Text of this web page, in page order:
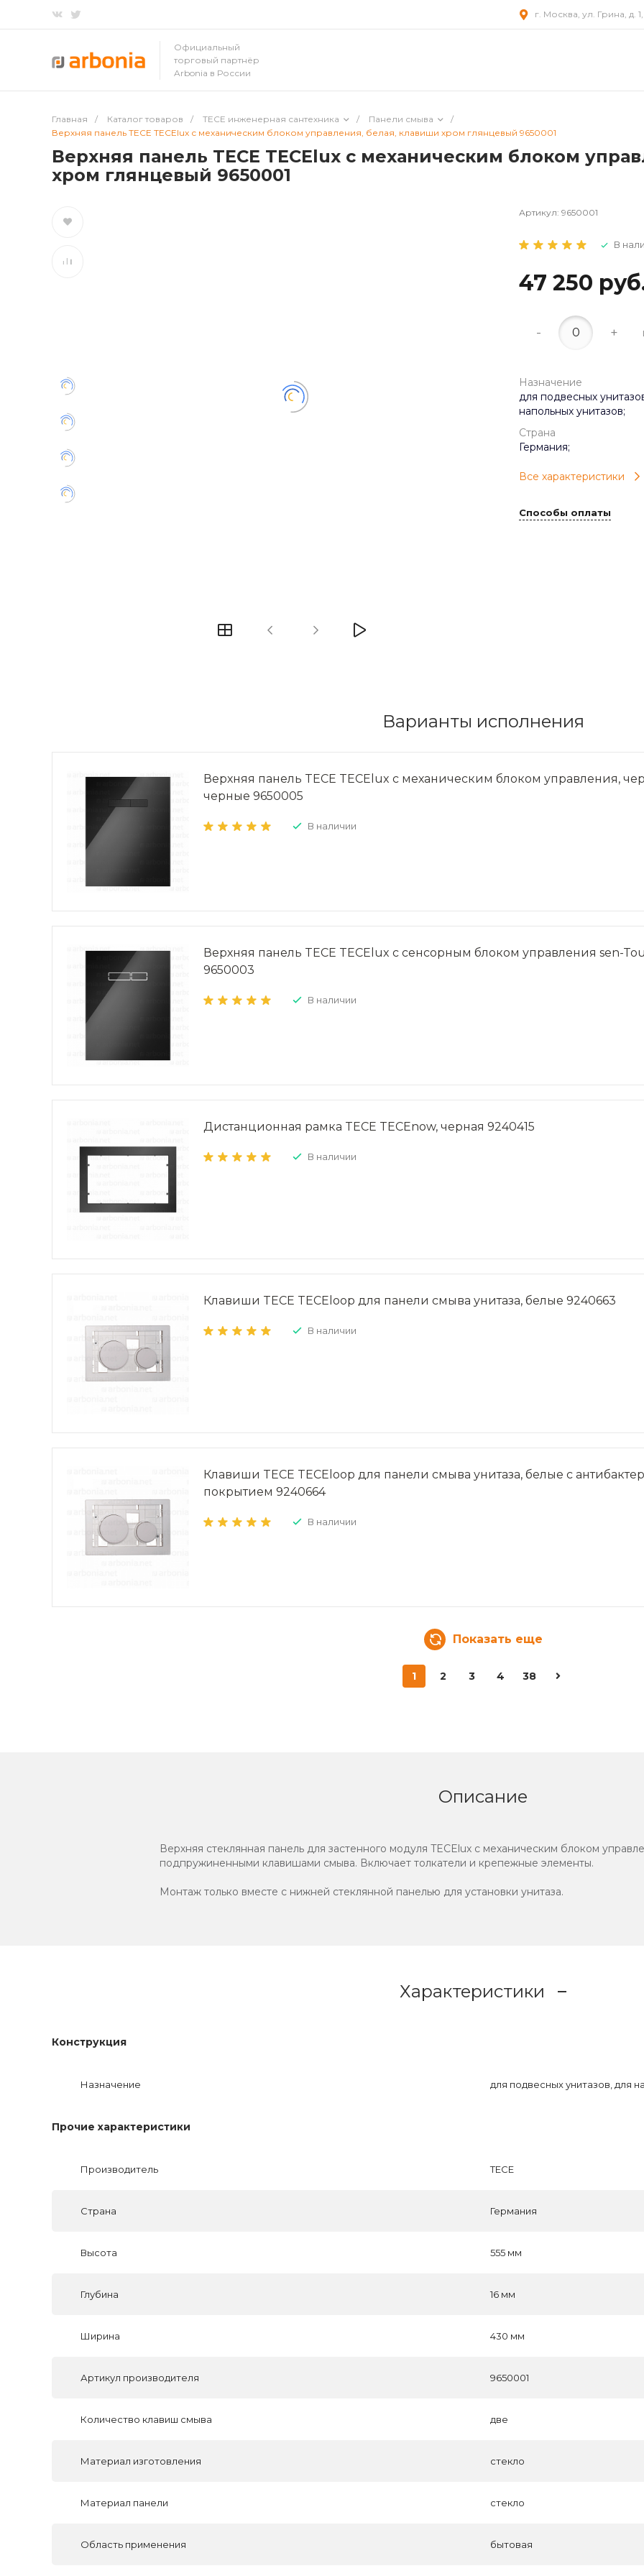
г. Москва, ул. Грина, д.
Официальный
торговый партнёр
Arbonia в России
Главная / Каталог товаров / TECE инженерная сантехника / Панели смыва
/
Верхняя панель TECE TECElux с механическим блоком управления, белая, клавиши хром глянцевый 9650001
Верхняя панель TECE TECElux с механическим блоком
хром глянцевый 9650001
Артикул: 9650001
В
47 250
- +
Назначение
для подвесных
напольных унитазов;
Страна
Германия;
Все характеристики
Способы оплаты
Варианты исполнения
Верхняя панель TECE TECElux с механическим блоком управления,
черные 9650005
В наличии
Верхняя панель TECE TECElux с сенсорным блоком управления sen-
9650003
В наличии
Дистанционная рамка TECE TECEnow, черная 9240415
В наличии
Клавиши TECE TECEloop для панели смыва унитаза, белые 9240663
В наличии
Клавиши TECE TECEloop для панели смыва унитаза, белые с
покрытием 9240664
В наличии
Показать еще
1 2 3 4 38
Описание
Верхняя стеклянная панель для застенного модуля TECElux с механическим блоком
подпружиненными клавишами смыва. Включает толкатели и крепежные элементы.
Монтаж только вместе с нижней стеклянной панелью для установки унитаза.
Характеристики
Конструкция
Назначение для подвесных унитазов, для
Прочие характеристики
Производитель TECE
Страна Германия
Высота 555 мм
Глубина 16 мм
Ширина 430 мм
Артикул производителя 9650001
Количество клавиш смыва две
Материал изготовления стекло
Материал панели стекло
Область применения бытовая